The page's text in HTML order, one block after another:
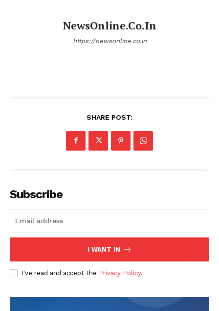
NewsOnline.co.in
https://newsonline.co.in
SHARE POST:
Subscribe
I WANT IN
I've read and accept the Privacy Policy.